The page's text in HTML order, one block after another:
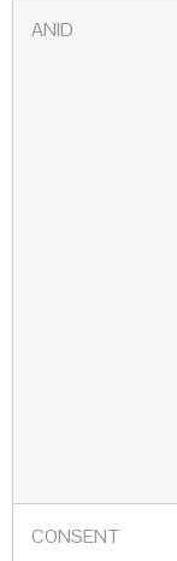
ANID
CONSENT